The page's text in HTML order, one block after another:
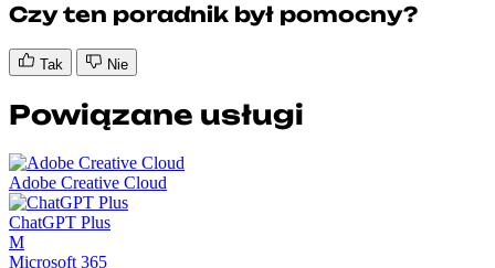
Czy ten poradnik był pomocny?
Tak Nie
Powiązane usługi
Adobe Creative Cloud
ChatGPT Plus
M
Microsoft 365